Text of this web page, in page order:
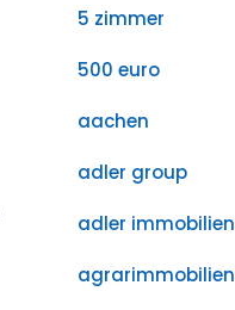
5 zimmer
500 euro
aachen
adler group
adler immobilien
agrarimmobilien